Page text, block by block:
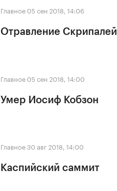
Главное 05 сен 2018, 14:06
Отравление Скрипалей
Главное 05 сен 2018, 14:00
Умер Иосиф Кобзон
Главное30 авг 2018, 14:00
Каспийский саммит